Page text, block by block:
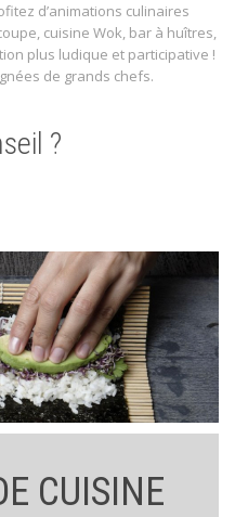
d’animations culinaires
cuisine Wok, bar à huîtres,
plus ludique et participative !
de grands chefs.
?
CUISINE